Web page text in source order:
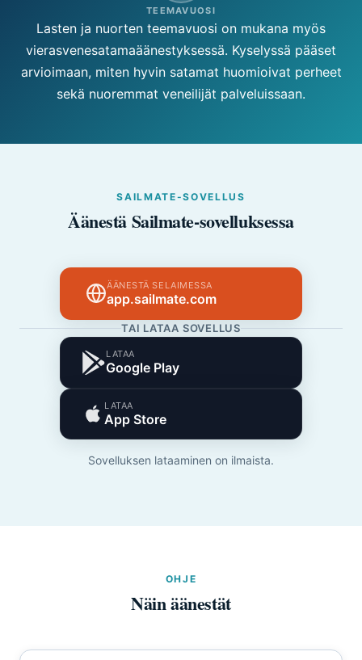
TEEMAVUOSI
Lasten ja nuorten teemavuosi on mukana myös
vierasvenesatamaäänestyksessä. Kyselyssä pääset
arvioimaan, miten hyvin satamat huomioivat perheet
sekä nuoremmat veneilijät palveluissaan.
SAILMATE-SOVELLUS
Äänestä Sailmate-sovelluksessa
ÄÄNESTÄ SELAIMESSA
app.sailmate.com
TAI LATAA SOVELLUS
LATAA
Google Play
LATAA
App Store
Sovelluksen lataaminen on ilmaista.
OHJE
Näin äänestät